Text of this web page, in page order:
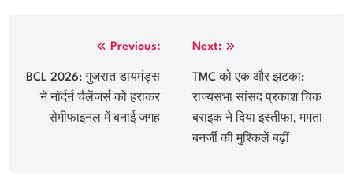
navigation
Previous:
BCL 2026: गुजरात डायमंड्स
ने नॉर्दर्न चैलेंजर्स को हराकर
सेमीफाइनल में बनाई जगह
Next:
TMC को एक और झटका:
राज्यसभा सांसद प्रकाश चिक
बराइक ने दिया इस्तीफा, ममता
बनर्जी की मुश्किलें बढ़ीं